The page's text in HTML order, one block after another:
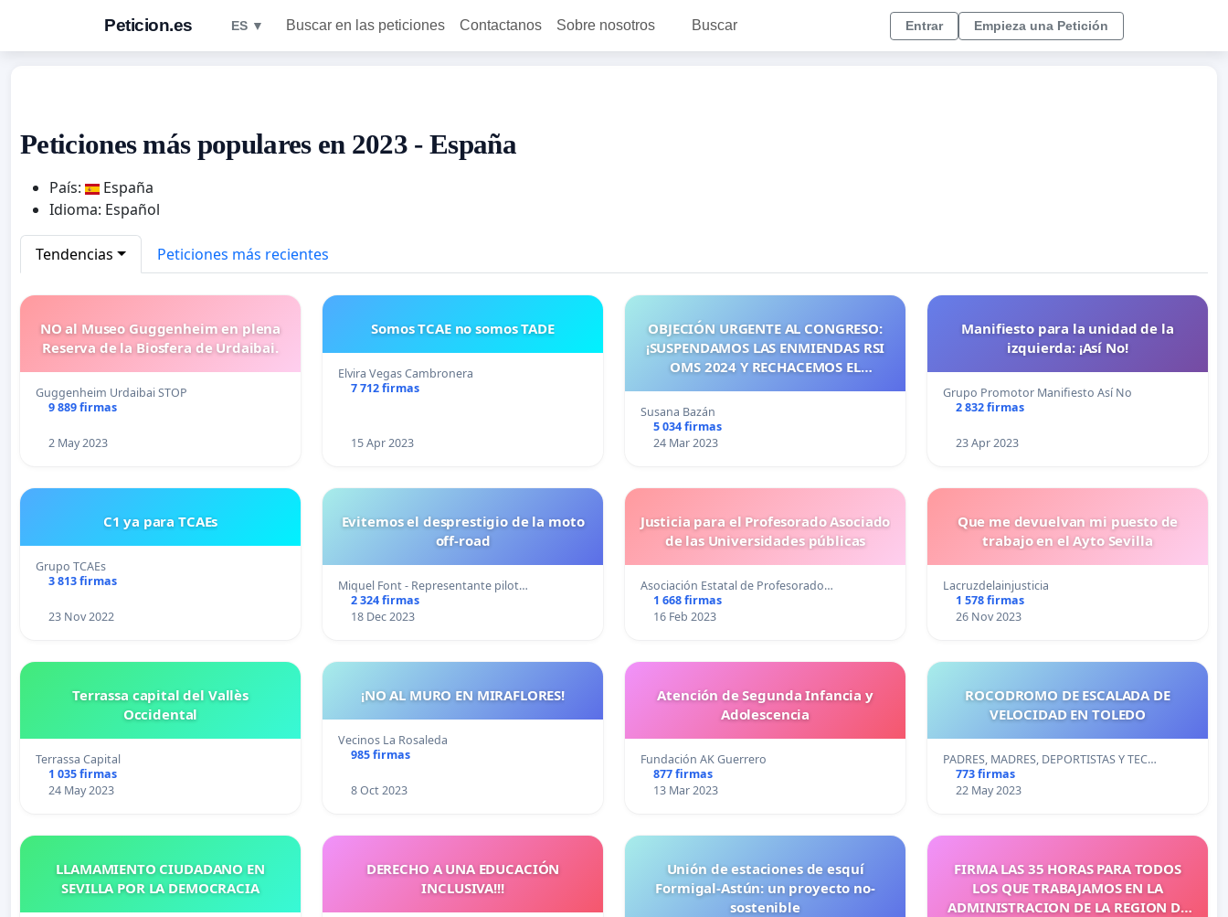
Peticion.es ES ▼ Buscar en las peticiones Contactanos Sobre nosotros Buscar Entrar Empieza una Petición
Peticiones más populares en 2023 - España
País:
España
Idioma: Español
Tendencias Peticiones más recientes
NO al Museo Guggenheim en plena
Reserva de la Biosfera de Urdaibai.
Guggenheim Urdaibai STOP
9 889 firmas
2 May 2023
Somos TCAE no somos TADE
Elvira Vegas Cambronera
7 712 firmas
15 Apr 2023
OBJECIÓN URGENTE AL CONGRESO:
¡SUSPENDAMOS LAS ENMIENDAS RSI
OMS 2024 Y RECHACEMOS EL
MAYO 2026! ¡CIUDADANOS DE
ESPAÑA, ACTUEMOS ANTES DE QUE
Susana Bazán
5 034 firmas
24 Mar 2023
Manifiesto para la unidad de la
izquierda: ¡Así No!
Grupo Promotor Manifiesto Así No
2 832 firmas
23 Apr 2023
C1 ya para TCAEs
Grupo TCAEs
3 813 firmas
23 Nov 2022
Evitemos el desprestigio de la moto
off-road
Miquel Font - Representante pilot…
2 324 firmas
18 Dec 2023
Justicia para el Profesorado Asociado
de las Universidades públicas
Asociación Estatal de Profesorado…
1 668 firmas
16 Feb 2023
Que me devuelvan mi puesto de
trabajo en el Ayto Sevilla
Lacruzdelainjusticia
1 578 firmas
26 Nov 2023
Terrassa capital del Vallès
Occidental
Terrassa Capital
1 035 firmas
24 May 2023
¡NO AL MURO EN MIRAFLORES!
Vecinos La Rosaleda
985 firmas
8 Oct 2023
Atención de Segunda Infancia y
Adolescencia
Fundación AK Guerrero
877 firmas
13 Mar 2023
ROCODROMO DE ESCALADA DE
VELOCIDAD EN TOLEDO
PADRES, MADRES, DEPORTISTAS Y TEC…
773 firmas
22 May 2023
LLAMAMIENTO CIUDADANO EN
SEVILLA POR LA DEMOCRACIA
DERECHO A UNA EDUCACIÓN
INCLUSIVA!!!
Unión de estaciones de esquí
Formigal-Astún: un proyecto no-
sostenible
FIRMA LAS 35 HORAS PARA TODOS
LOS QUE TRABAJAMOS EN LA
ADMINISTRACION DE LA REGION DE